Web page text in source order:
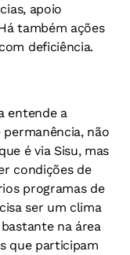
apoio
também ações
deficiência.
entende a
não
é via Sisu, mas
condições de
programas de
ser um clima
na área
que participam